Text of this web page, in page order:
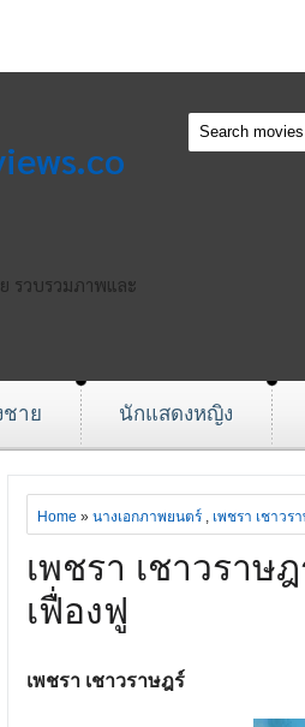
รวบรวมภาพและ
าย นักแสดงหญิง
Home » นางเอกภาพยนตร์ , เพชรา เชาวร
เพชรา เชาวราษ
เฟื่องฟู
เพชรา เชาวราษฎร์